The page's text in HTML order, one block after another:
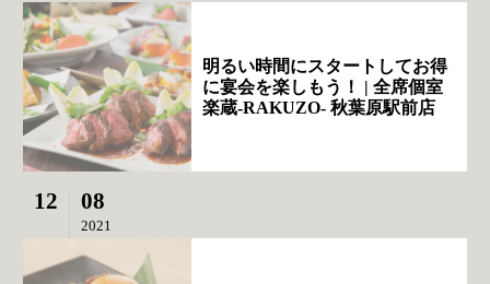
明るい時間にスタートしてお得
に宴会を楽しもう！ | 全席個室
楽蔵‐RAKUZO‐ 秋葉原駅前店
12 08
2021